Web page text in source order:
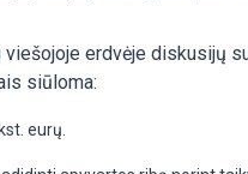
viešojoje erdvėje diskusijų
siūloma:
eurų.